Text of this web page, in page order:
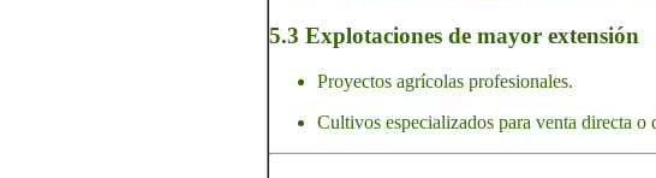
5.3 Explotaciones de mayor extensión
Proyectos agrícolas profesionales.
Cultivos especializados para venta directa o